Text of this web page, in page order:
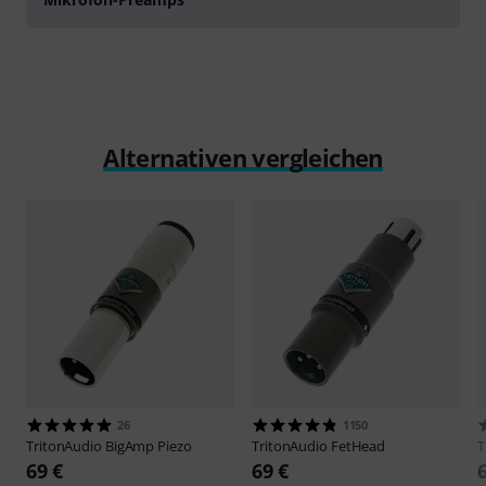
Alternativen vergleichen
26
TritonAudio BigAmp Piezo
69 €
1150
TritonAudio FetHead
69 €